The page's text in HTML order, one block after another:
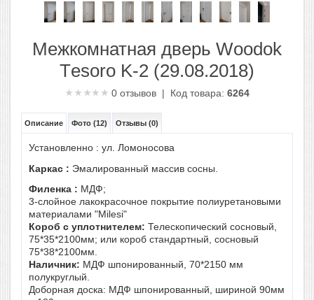
Межкомнатная дверь Woodok
Тesoro K-2 (29.08.2018)
0отзывов | Код товара: 6264
Описание Фото (12) Отзывы (0)
Установленно : ул. Ломоносова
Каркас : Эмалированный массив сосны.
Филенка : МДФ;
3-слойное лакокрасочное покрытие полиуретановыми
материалами "Milesi"
Короб с уплотнителем: Телескопический сосновый,
75*35*2100мм; или короб стандартный, сосновый
75*38*2100мм.
Наличник: МДФ шпонированный, 70*2150 мм
полукруглый.
Доборная доска: МДФ шпонированный, шириной 90мм